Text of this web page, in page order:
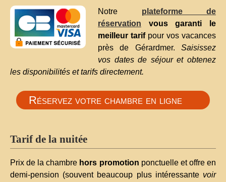
Notre plateforme de
réservation vous garanti le
meilleur tarifpour vos vacances
près de Gérardmer. Saisissez
vos dates de séjour et obtenez
les disponibilités et tarifs directement.
Réservez votre chambre en ligne
Tarif de la nuitée
Prix de la chambre hors promotion ponctuelle et offre en
demi-pension (souvent beaucoup plus intéressante voir